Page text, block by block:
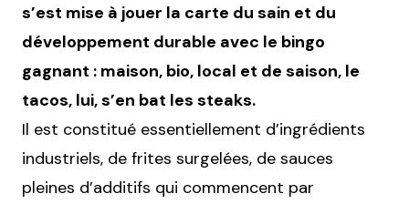
s’est mise à jouer la carte du sain et du
développement durable avec le bingo
gagnant : maison, bio, local et de saison, le
tacos, lui, s’en bat les steaks.
Il est constitué essentiellement d’ingrédients
industriels, de frites surgelées, de sauces
pleines d’additifs qui commencent par